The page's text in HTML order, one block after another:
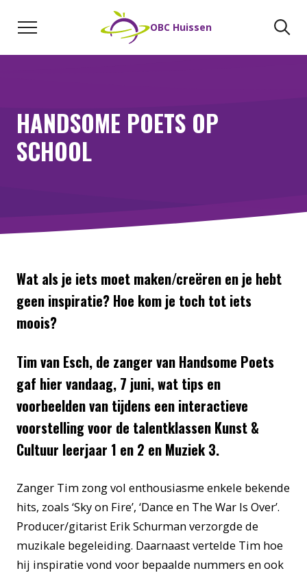
OBC Huissen
HANDSOME POETS OP
SCHOOL
Wat als je iets moet maken/creëren en je hebt
geen inspiratie? Hoe kom je toch tot iets
moois?
Tim van Esch, de zanger van Handsome Poets
gaf hier vandaag, 7 juni, wat tips en
voorbeelden van tijdens een interactieve
voorstelling voor de talentklassen Kunst &
Cultuur leerjaar 1 en 2 en Muziek 3.
Zanger Tim zong vol enthousiasme enkele bekende
hits, zoals ‘Sky on Fire’, ‘Dance en The War Is Over’.
Producer/gitarist Erik Schurman verzorgde de
muzikale begeleiding. Daarnaast vertelde Tim hoe
hij inspiratie vond voor bepaalde nummers en ook